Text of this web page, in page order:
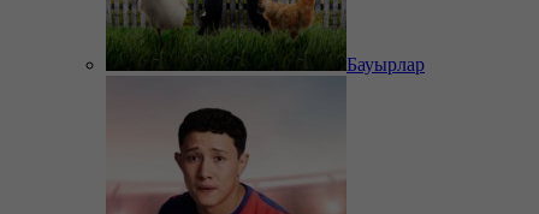
Бауырлар